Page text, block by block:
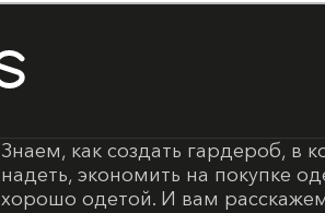
Знаем, как создать гардероб, в
надеть, экономить на покупке
хорошо одетой. И вам